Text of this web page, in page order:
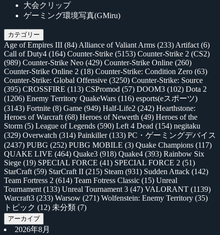
大会クリップ
ゲーミング環境写真(GMiru)
カテゴリー
Age of Empires III (84) Alliance of Valiant Arms (233) Artifact (6)
Call of Duty4 (164) Counter-Strike (5153) Counter-Strike 2 (CS2)
(989) Counter-Strike Neo (429) Counter-Strike Online (260)
Counter-Strike Online 2 (18) Counter-Strike: Condition Zero (63)
Counter-Strike: Global Offensive (3250) Counter-Strike: Source
(395) CROSSFIRE (113) CSPromod (57) DOOM3 (102) Dota 2
(1206) Enemy Territory QuakeWars (116) esports(eスポーツ)
(3143) Fortnite (8) Game (949) Half-Life2 (242) Hearthstone:
Heroes of Warcraft (68) Heroes of Newerth (49) Heroes of the
Storm (5) League of Legends (590) Left 4 Dead (154) negitaku
(329) Overwatch (314) Painkiller(133) PC・ゲーミングデバイス
(2437) PUBG (252) PUBG MOBILE (3) Quake Champions (117)
QUAKE LIVE (464) Quake3 (918) Quake4 (393) Rainbow Six
Siege (19) SPECIAL FORCE (41) SPECIAL FORCE 2 (51)
StarCraft (59) StarCraft II (215) Steam (931) Sudden Attack (142)
Team Fortress 2 (614) Team Fotress Classic (15) Unreal
Tournament (133) Unreal Tournament 3 (47) VALORANT (1139)
Warcraft3 (233) Warsow (271) Wolfenstein: Enemy Territory (35)
トピック (12) 未分類 (7)
アーカイブ
2026年8月